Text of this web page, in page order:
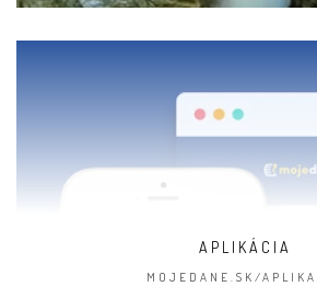
APLIKÁCIA
MOJEDANE.SK/